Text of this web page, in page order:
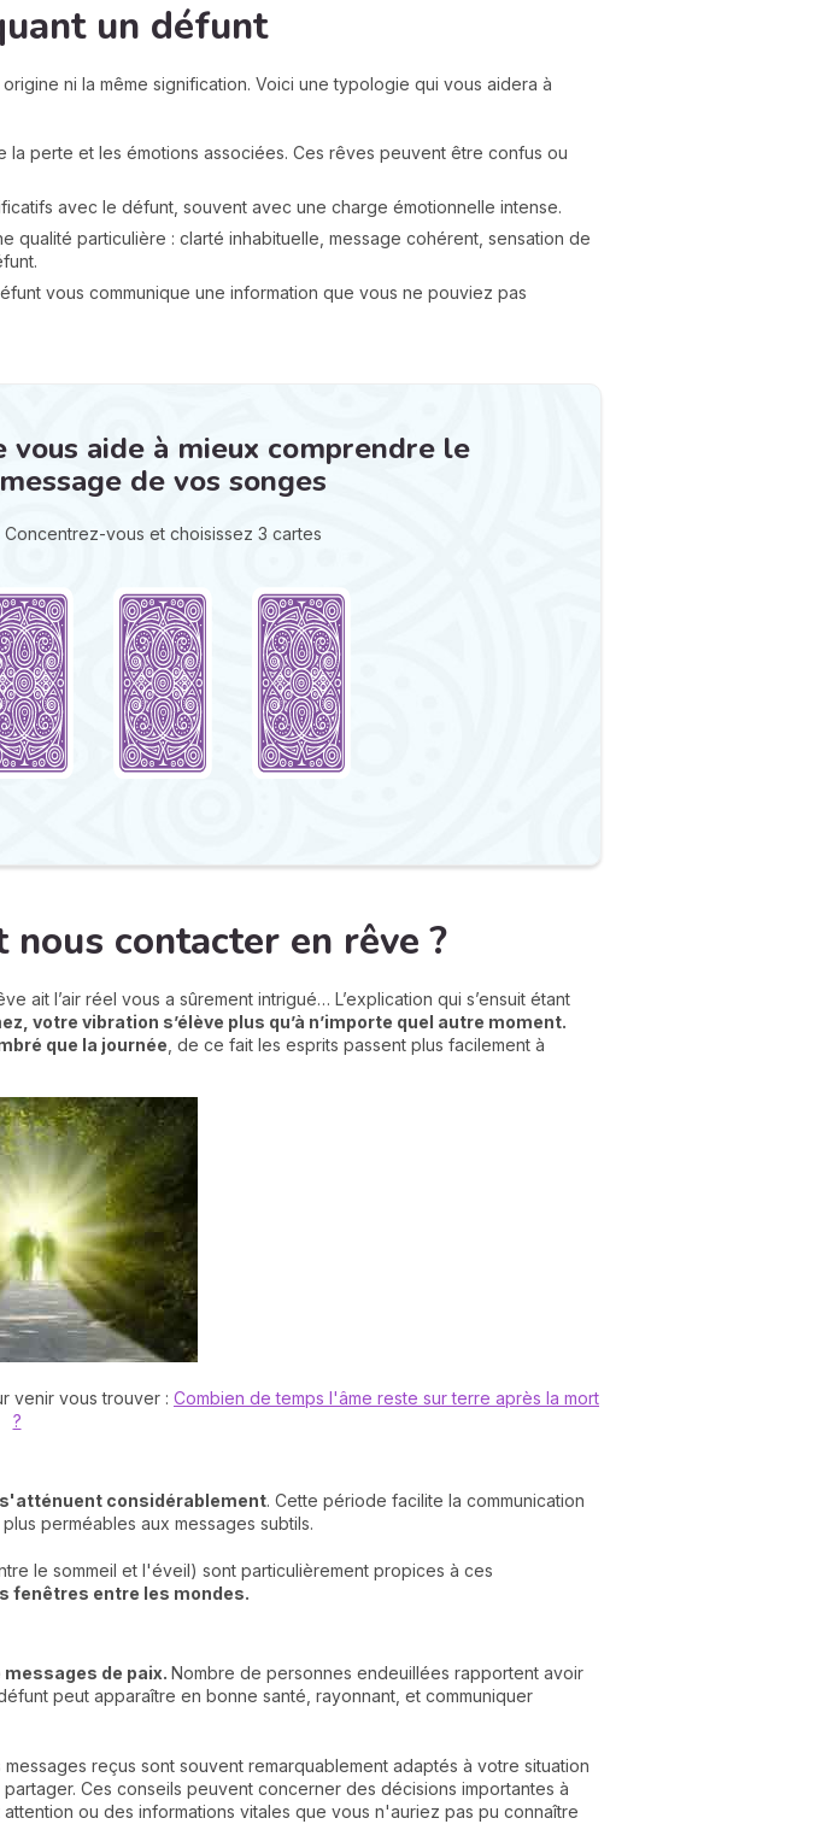
un défunt
ni la même signification. Voici une typologie qui vous aidera à
la perte et les émotions associées. Ces rêves peuvent être confus ou
avec le défunt, souvent avec une charge émotionnelle intense.
qualité particulière : clarté inhabituelle, message cohérent, sensation de
vous communique une information que vous ne pouviez pas
vous aide à mieux comprendre le
message de vos songes
Concentrez-vous et choisissez 3 cartes
nous contacter en rêve ?
ait l’air réel vous a sûrement intrigué… L’explication qui s’ensuit étant
votre vibration s’élève plus qu’à n’importe quel autre moment.
que la journée, de ce fait les esprits passent plus facilement à
venir vous trouver : Combien de temps l'âme reste sur terre après la mort
?
considérablement. Cette période facilite la communication
perméables aux messages subtils.
le sommeil et l'éveil) sont particulièrement propices à ces
fenêtres entre les mondes.
de paix. Nombre de personnes endeuillées rapportent avoir
peut apparaître en bonne santé, rayonnant, et communiquer
reçus sont souvent remarquablement adaptés à votre situation
Ces conseils peuvent concerner des décisions importantes à
ou des informations vitales que vous n'auriez pas pu connaître